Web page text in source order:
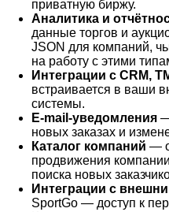
приватную биржу.
Аналитика и
данные торгов и
JSON для компаний,
на работу с этими
Интеграции с CRM,
встраивается в ваши
системы.
E-mail-уведомления
новых заказах и
Каталог компаний —
продвижения
поиска новых
Интеграции с
SportGo — доступ к